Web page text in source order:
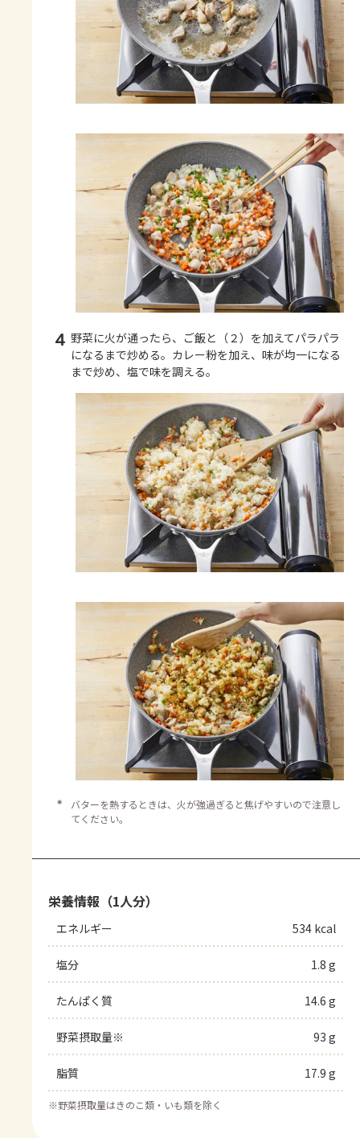
4 野菜に火が通ったら、ご飯と（２）を加えてパラパラ
になるまで炒める。カレー粉を加え、味が均一になる
まで炒め、塩で味を調える。
＊
バターを熱するときは、火が強過ぎると焦げやすいので注意し
てください。
栄養情報（1人分）
エネルギー 534 kcal
塩分 1.8 g
たんぱく質 14.6 g
野菜摂取量※ 93 g
脂質 17.9 g
※野菜摂取量はきのこ類・いも類を除く